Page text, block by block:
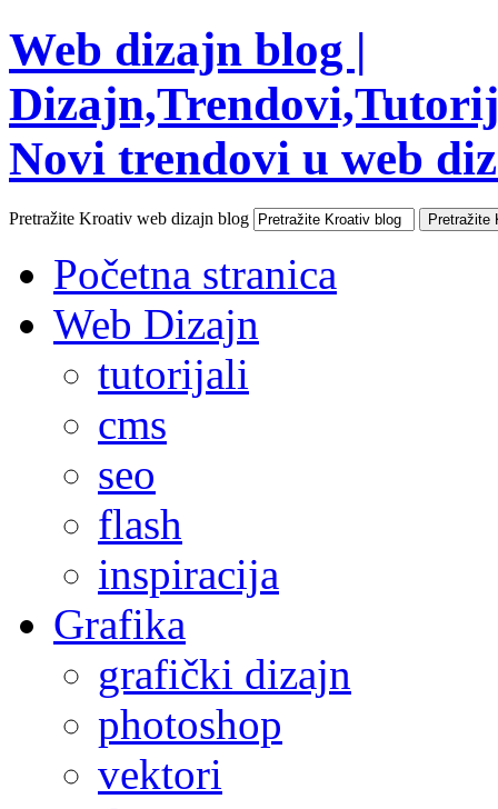
Web dizajn blog |
Novi trendovi u web
Pretražite Kroativ web dizajn blog
Početna stranica
Web Dizajn
tutorijali
cms
seo
flash
inspiracija
Grafika
grafički dizajn
photoshop
vektori